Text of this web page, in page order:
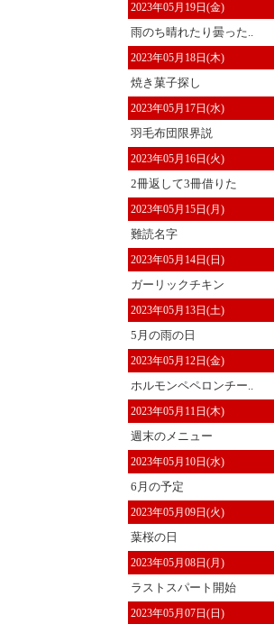
2023年05月19日(金)
雨のち晴れたり曇った..
2023年05月18日(木)
焼き菓子探し
2023年05月17日(水)
羽毛布団限界説
2023年05月16日(火)
2冊返して3冊借りた
2023年05月15日(月)
難読名字
2023年05月14日(日)
ガーリックチキン
2023年05月13日(土)
5月の雨の日
2023年05月12日(金)
ホルモンペペロンチー..
2023年05月11日(木)
週末のメニュー
2023年05月10日(水)
6月の予定
2023年05月09日(火)
葉桜の日
2023年05月08日(月)
ラストスパート開始
2023年05月07日(日)